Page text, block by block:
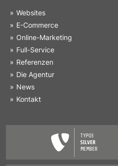
Websites
E-Commerce
Online-Marketing
Full-Service
Referenzen
Die Agentur
News
Kontakt